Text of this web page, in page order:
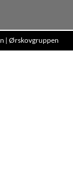
| Ørskovgruppen